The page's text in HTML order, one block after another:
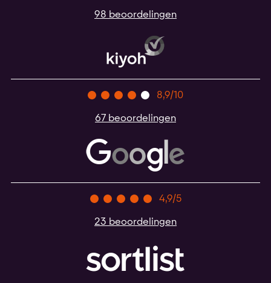
98 beoordelingen
8,9/10
67 beoordelingen
4,9/5
23 beoordelingen